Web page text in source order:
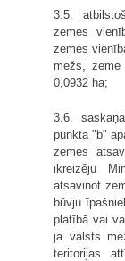
3.5.
zemes
zemes
mežs,
0,0932 ha;
3.6.
punkta "b"
zemes
ikreizēju
atsavinot
būvju
platībā vai
ja valsts
teritorijas